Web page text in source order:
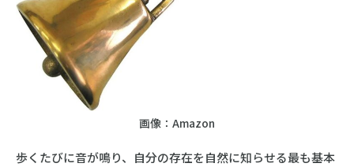
画像：Amazon
歩くたびに音が鳴り、自分の存在を自然に知らせる最も基本